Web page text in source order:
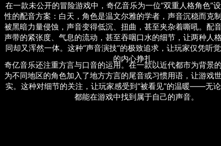
在一款未公开的冒险游戏中，奇亿音乐为一位“双重人格角色”
性的配音方案：白天，角色是温文尔雅的学者，声音沉稳而克
被黑暗力量侵蚀，声音变得低沉、扭曲，甚至夹杂着嘶吼。配
声带的紧张度、气息的流动，甚至吞咽口水的细节，让两种人
同却又浑然一体。这种“声音演技”的极致追求，让玩家仅凭听
的内心挣扎。
奇亿音乐还注重方言与口音的运用。在一款以近代都市为背景
为不同地区的角色加入了地方方言的尾音或习惯用语，让游戏
实。这种对细节的关注，让玩家感受到“被看见”的温暖——无论
都能在游戏中找到属于自己的声音。